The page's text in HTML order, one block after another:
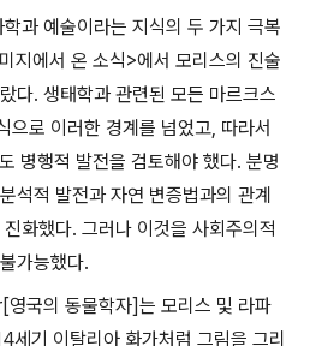
학과 예술이라는 지식의 두 가지 극복
미지에서 온 소식>에서 모리스의 진술
다. 생태학과 관련된 모든 마르크스
으로 이러한 경계를 넘었고, 따라서
병행적 발전을 검토해야 했다. 분명
석적 발전과 자연 변증법과의 관계
화했다. 그러나 이것을 사회주의적
가능했다.
영국의 동물학자]는 모리스 및 라파
세기 이탈리아 화가처럼 그림을 그리